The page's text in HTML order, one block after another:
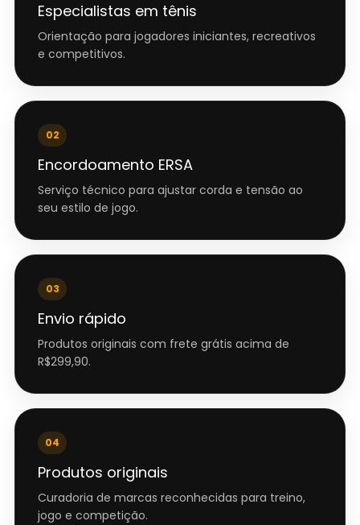
Especialistas em tênis
Orientação para jogadores iniciantes, recreativos
e competitivos.
02
Encordoamento ERSA
Serviço técnico para ajustar corda e tensão ao
seu estilo de jogo.
03
Envio rápido
Produtos originais com frete grátis acima de
R$299,90.
04
Produtos originais
Curadoria de marcas reconhecidas para treino,
jogo e competição.